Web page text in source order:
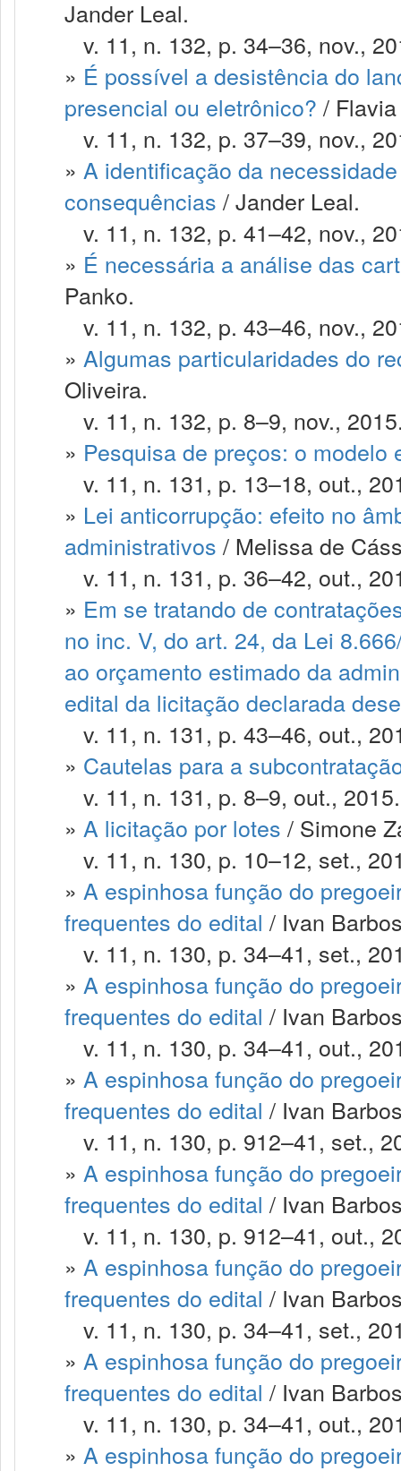
Jander Leal.
v. 11, n. 132, p. 34–36, nov.,
» É possível a desistência do
presencial ou eletrônico? /
v. 11, n. 132, p. 37–39, nov.,
» A identificação da
consequências / Jander Leal.
v. 11, n. 132, p. 41–42, nov.,
» É necessária a análise das
Panko.
v. 11, n. 132, p. 43–46, nov.,
» Algumas particularidades do
Oliveira.
v. 11, n. 132, p. 8–9, nov.,
» Pesquisa de preços: o modelo
v. 11, n. 131, p. 13–18, out.,
» Lei anticorrupção: efeito no
administrativos / Melissa de
v. 11, n. 131, p. 36–42, out.,
» Em se tratando de
no inc. V, do art. 24, da Lei
ao orçamento estimado da
edital da licitação declarada
v. 11, n. 131, p. 43–46, out.,
» Cautelas para a
v. 11, n. 131, p. 8–9, out., 2015.
» A licitação por lotes / Simone
v. 11, n. 130, p. 10–12, set.,
» A espinhosa função do
frequentes do edital / Ivan
v. 11, n. 130, p. 34–41, set.,
» A espinhosa função do
frequentes do edital / Ivan
v. 11, n. 130, p. 34–41, out.,
» A espinhosa função do
frequentes do edital / Ivan
v. 11, n. 130, p. 912–41, set.,
» A espinhosa função do
frequentes do edital / Ivan
v. 11, n. 130, p. 912–41, out.,
» A espinhosa função do
frequentes do edital / Ivan
v. 11, n. 130, p. 34–41, set.,
» A espinhosa função do
frequentes do edital / Ivan
v. 11, n. 130, p. 34–41, out.,
» A espinhosa função do